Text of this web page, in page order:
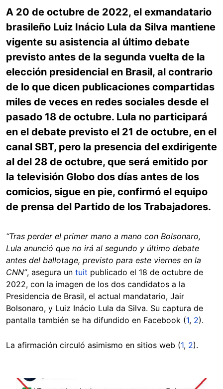
A 20 de octubre de 2022, el exmandatario
brasileño Luiz Inácio Lula da Silva mantiene
vigente su asistencia al último debate
previsto antes de la segunda vuelta de la
elección presidencial en Brasil, al contrario
de lo que dicen publicaciones compartidas
miles de veces en redes sociales desde el
pasado 18 de octubre. Lula no participará
en el debate previsto el 21 de octubre, en el
canal SBT, pero la presencia del exdirigente
al del 28 de octubre, que será emitido por
la televisión Globo dos días antes de los
comicios, sigue en pie, confirmó el equipo
de prensa del Partido de los Trabajadores.
“Tras perder el primer mano a mano con Bolsonaro,
Lula anunció que no irá al segundo y último debate
antes del ballotage, previsto para este viernes en la
CNN”, asegura un tuit publicado el 18 de octubre de
2022, con la imagen de los dos candidatos a la
Presidencia de Brasil, el actual mandatario, Jair
Bolsonaro, y Luiz Inácio Lula da Silva. Su captura de
pantalla también se ha difundido en Facebook (1, 2).
La afirmación circuló asimismo en sitios web (1, 2).
Image